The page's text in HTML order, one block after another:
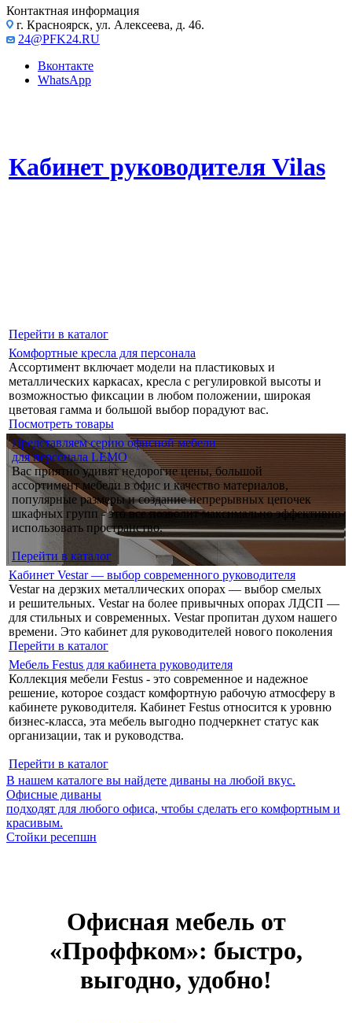
Контактная информация
г. Красноярск, ул. Алексеева, д. 46.
24@PFK24.RU
Вконтакте
WhatsApp
Кабинет руководителя Vilas
Перейти в каталог
Комфортные кресла для персонала
Ассортимент включает модели на пластиковых и
металлических каркасах, кресла с регулировкой высоты и
возможностью фиксации в любом положении, широкая
цветовая гамма и большой выбор порадуют вас.
Посмотреть товары
Представляем серию офисной мебели
для персонала LEMO
Вас приятно удивят недорогие цены, большой
ассортимент мебели в офис и качество материалов,
популярные размеры и создание непрерывных цепочек
шкафных групп - это все позволит максимально эффективно
использовать пространство.
Перейти в каталог
Кабинет Vestar — выбор современного руководителя
Vestar на дерзких металлических опорах — выбор смелых
и решительных. Vestar на более привычных опорах ЛДСП —
для стильных и современных. Vestar пропитан духом нашего
времени. Это кабинет для руководителей нового поколения
Перейти в каталог
Мебель Festus для кабинета руководителя
Коллекция мебели Festus - это современное и надежное
решение, которое создаст комфортную рабочую атмосферу в
кабинете руководителя. Кабинет Festus относится к уровню
бизнес-класса, эта мебель выгодно подчеркнет статус как
организации, так и руководства.
Перейти в каталог
В нашем каталоге вы найдете диваны на любой вкус.
Офисные диваны
подходят для любого офиса, чтобы сделать его комфортным и
красивым.
Стойки ресепшн
Офисная мебель от
«Проффком»: быстро,
выгодно, удобно!